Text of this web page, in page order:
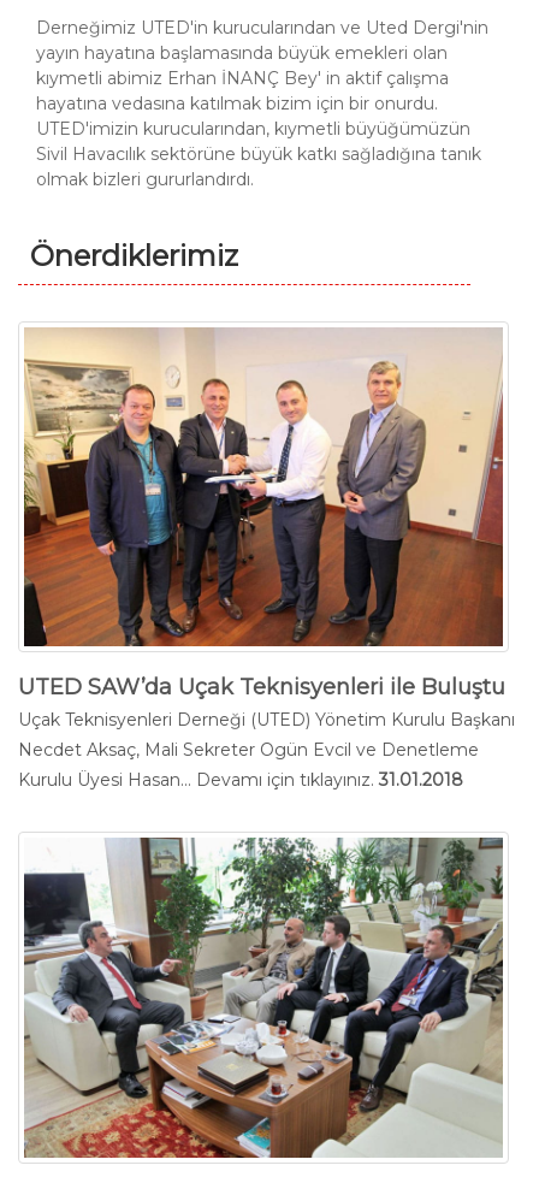
Derneğimiz UTED'in kurucularından ve Uted Dergi'nin
yayın hayatına başlamasında büyük emekleri olan
kıymetli abimiz Erhan İNANÇ Bey' in aktif çalışma
hayatına vedasına katılmak bizim için bir onurdu.
UTED'imizin kurucularından, kıymetli büyüğümüzün
Sivil Havacılık sektörüne büyük katkı sağladığına tanık
olmak bizleri gururlandırdı.
Önerdiklerimiz
UTED SAW’da Uçak Teknisyenleri ile Buluştu
Uçak Teknisyenleri Derneği (UTED) Yönetim Kurulu Başkanı
Necdet Aksaç, Mali Sekreter Ogün Evcil ve Denetleme
Kurulu Üyesi Hasan... Devamı için tıklayınız. 31.01.2018